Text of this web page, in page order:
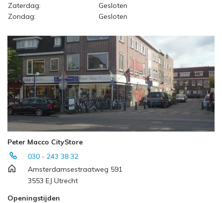
Zaterdag:
Gesloten
Zondag:
Gesloten
Peter Macco CityStore
030 - 243 38 32
Amsterdamsestraatweg 591
3553 EJ Utrecht
Openingstijden